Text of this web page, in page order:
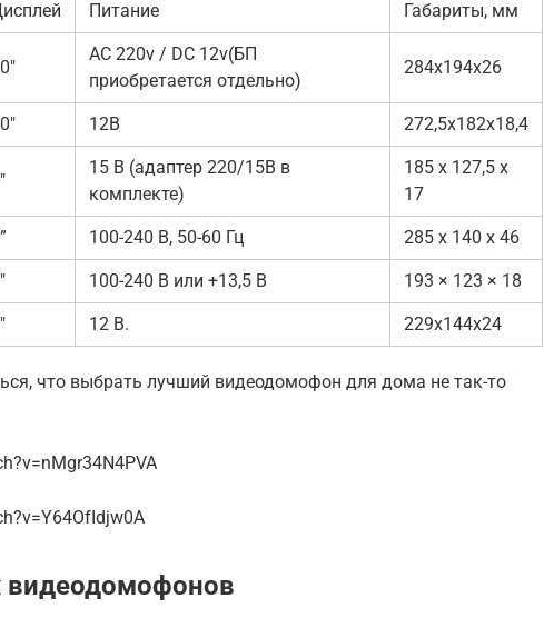
Питание Габариты, мм
AC 220v / DC 12v(БП
приобретается отдельно)
284х194х26
12В 272,5х182х18,4
15 В (адаптер 220/15В в
комплекте)
185 х 127,5 х
17
100-240 В, 50-60 Гц 285 х 140 х 46
100-240 B или +13,5 В 193 × 123 × 18
12 В. 229х144х24
что выбрать лучший видеодомофон для дома не так-то
видеодомофонов